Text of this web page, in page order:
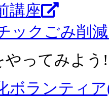
講座
ックごみ削
やってみよう!
ボランティ